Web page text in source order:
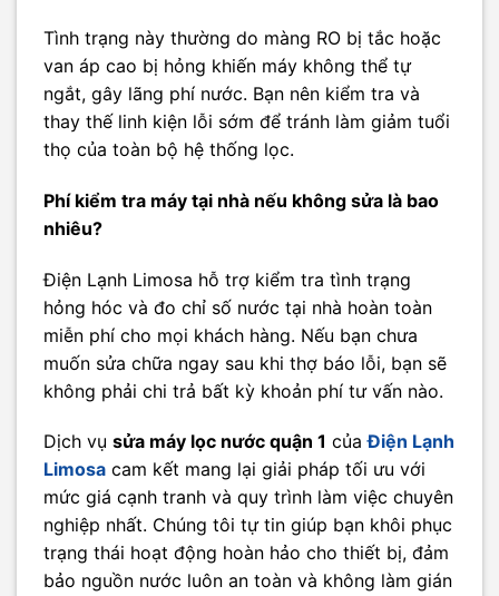
Tình trạng này thường do màng RO bị tắc hoặc
van áp cao bị hỏng khiến máy không thể tự
ngắt, gây lãng phí nước. Bạn nên kiểm tra và
thay thế linh kiện lỗi sớm để tránh làm giảm tuổi
thọ của toàn bộ hệ thống lọc.
Phí kiểm tra máy tại nhà nếu không sửa là bao
nhiêu?
Điện Lạnh Limosa hỗ trợ kiểm tra tình trạng
hỏng hóc và đo chỉ số nước tại nhà hoàn toàn
miễn phí cho mọi khách hàng. Nếu bạn chưa
muốn sửa chữa ngay sau khi thợ báo lỗi, bạn sẽ
không phải chi trả bất kỳ khoản phí tư vấn nào.
Dịch vụ sửa máy lọc nước quận 1 củaĐiện Lạnh
Limosa cam kết mang lại giải pháp tối ưu với
mức giá cạnh tranh và quy trình làm việc chuyên
nghiệp nhất. Chúng tôi tự tin giúp bạn khôi phục
trạng thái hoạt động hoàn hảo cho thiết bị, đảm
bảo nguồn nước luôn an toàn và không làm gián